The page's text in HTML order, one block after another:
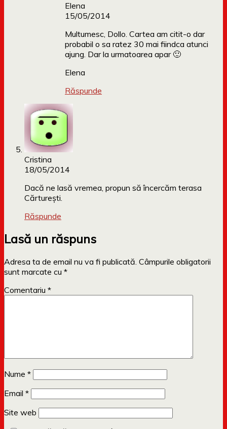
Elena
15/05/2014
Multumesc, Dollo. Cartea am citit-o dar
probabil o sa ratez 30 mai fiindca atunci
ajung. Dar la urmatoarea apar 🙂
Elena
Răspunde
Cristina
18/05/2014
Dacă ne lasă vremea, propun să încercăm terasa
Cărturești.
Răspunde
Lasă un răspuns
Adresa ta de email nu va fi publicată. Câmpurile obligatorii
sunt marcate cu *
Comentariu *
Nume *
Email *
Site web